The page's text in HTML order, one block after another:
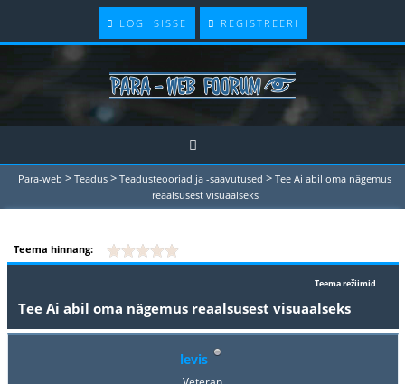
LOGI SISSE REGISTREERI
Para-web > Teadus > Teadusteooriad ja -saavutused > Tee Ai abil oma nägemus
reaalsusest visuaalseks
Teema hinnang:
Teema režiimid
Tee Ai abil oma nägemus reaalsusest visuaalseks
levis